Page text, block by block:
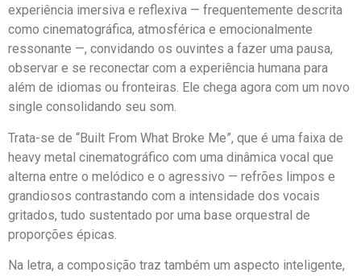
experiência imersiva e reflexiva — frequentemente descrita
como cinematográfica, atmosférica e emocionalmente
ressonante —, convidando os ouvintes a fazer uma pausa,
observar e se reconectar com a experiência humana para
além de idiomas ou fronteiras. Ele chega agora com um novo
single consolidando seu som.
Trata-se de “Built From What Broke Me”, que é uma faixa de
heavy metal cinematográfico com uma dinâmica vocal que
alterna entre o melódico e o agressivo — refrões limpos e
grandiosos contrastando com a intensidade dos vocais
gritados, tudo sustentado por uma base orquestral de
proporções épicas.
Na letra, a composição traz também um aspecto inteligente,